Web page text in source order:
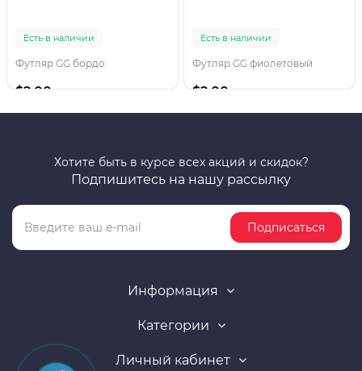
Есть в наличии
Футляр GG бордо
$2.00
Есть в наличии
Футляр GG фиолетовый
$2.00
Хотите быть в курсе всех акций и скидок?
Подпишитесь на нашу рассылку
Подписаться
Информация
Категории
Личный кабинет